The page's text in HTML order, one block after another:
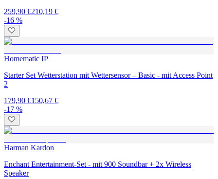
259,90 €210,19 €
-16 %
Homematic IP
Starter Set Wetterstation mit Wettersensor – Basic - mit Access Point
2
179,90 €150,67 €
-17 %
Harman Kardon
Enchant Entertainment-Set - mit 900 Soundbar + 2x Wireless
Speaker